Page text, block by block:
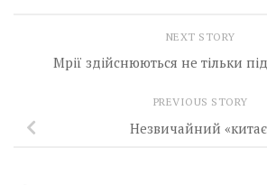
NEXT STORY
Мрії здійснюються не тільки
PREVIOUS STORY
Незвичайний